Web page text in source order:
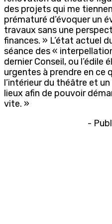
des projets qui me
prématuré d’évoquer un
travaux sans une
finances. » L’état actuel
séance des «
dernier Conseil, ou l’édile
urgentes à prendre en ce
l’intérieur du théâtre et
lieux afin de pouvoir
vite. »
-